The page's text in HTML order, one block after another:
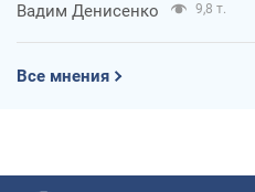
Вадим Денисенко 9,8 т.
Все мнения